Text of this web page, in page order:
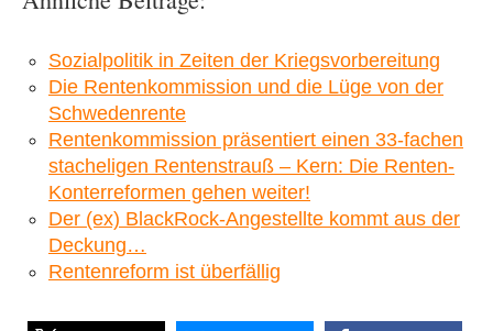
Sozialpolitik in Zeiten der Kriegsvorbereitung
Die Rentenkommission und die Lüge von der
Schwedenrente
Rentenkommission präsentiert einen 33-fachen
stacheligen Rentenstrauß – Kern: Die Renten-
Konterreformen gehen weiter!
Der (ex) BlackRock-Angestellte kommt aus der
Deckung…
Rentenreform ist überfällig